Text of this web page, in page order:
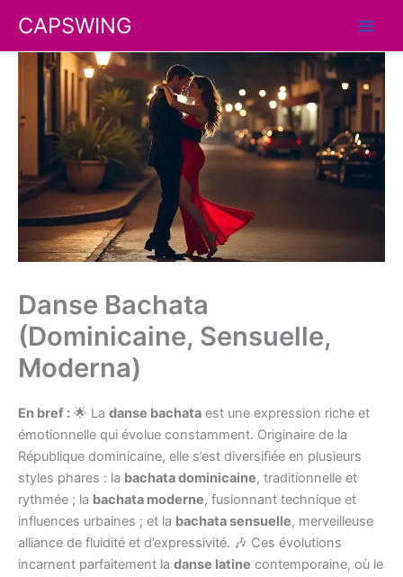
contenu
CAPSWING
Danse Bachata
(Dominicaine, Sensuelle,
Moderna)
En bref : 🌟 La danse bachata est une expression riche et
émotionnelle qui évolue constamment. Originaire de la
République dominicaine, elle s’est diversifiée en plusieurs
styles phares : la bachata dominicaine, traditionnelle et
rythmée ; la bachata moderne, fusionnant technique et
influences urbaines ; et la bachata sensuelle, merveilleuse
alliance de fluidité et d’expressivité. 🎶 Ces évolutions
incarnent parfaitement la danse latine contemporaine, où le